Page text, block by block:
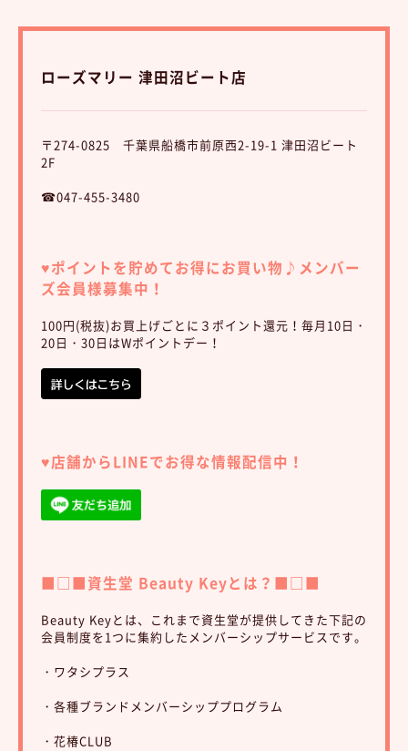
ローズマリー 津田沼ビート店
〒274-0825 千葉県船橋市前原西2-19-1 津田沼ビート
2F
☎047-455-3480
♥︎ポイントを貯めてお得にお買い物♪ メンバー
ズ会員様募集中！
100円(税抜)お買上げごとに３ポイント還元！毎月10日・
20日・30日はWポイントデー！
♥︎店舗からLINEでお得な情報配信中！
■□■資生堂 Beauty Keyとは？■□■
Beauty Keyとは、これまで資生堂が提供してきた下記の
会員制度を1つに集約したメンバーシップサービスです。
・ワタシプラス
・各種ブランドメンバーシッププログラム
・花椿CLUB